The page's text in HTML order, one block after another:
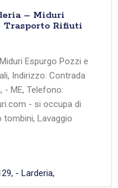
– Miduri
Trasporto Rifiuti
Espurgo Pozzi e
Indirizzo: Contrada
- ME, Telefono:
- si occupa di
Lavaggio
- Larderia,